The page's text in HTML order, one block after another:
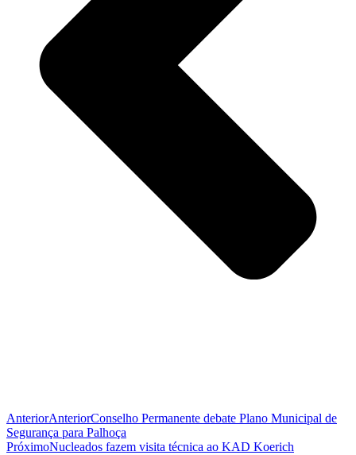
AnteriorAnteriorConselho Permanente debate Plano Municipal de
Segurança para Palhoça
PróximoNucleados fazem visita técnica ao KAD Koerich